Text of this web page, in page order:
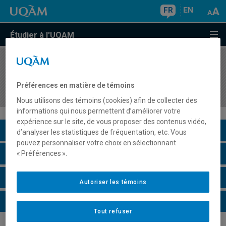
FR EN
Étudier à l'UQAM
COURS//
didactiques en français langue seconde
Description du cours
Horaire - Été 2026
Horaire - Automne 2026
Horaire - Hiver 2027
Préférences en matière de témoins
Nous utilisons des témoins (cookies) afin de collecter des
informations qui nous permettent d’améliorer votre
expérience sur le site, de vous proposer des contenus vidéo,
d’analyser les statistiques de fréquentation, etc. Vous
pouvez personnaliser votre choix en sélectionnant
« Préférences ».
Tout refuser
Autoriser les témoins